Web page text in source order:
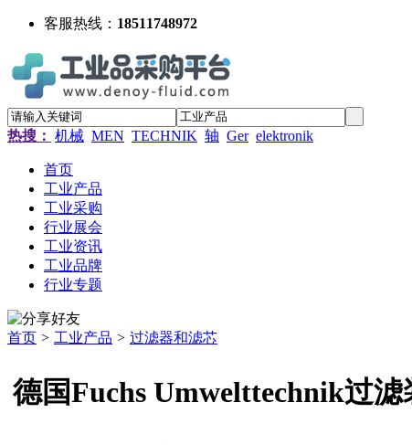
客服热线： 18511748972
热搜： 机械 MEN TECHNIK 轴 Ger elektronik
首页
工业产品
工业采购
行业展会
工业资讯
工业品牌
行业专题
首页 > 工业产品 > 过滤器和滤芯
德国Fuchs Umwelttechnik过